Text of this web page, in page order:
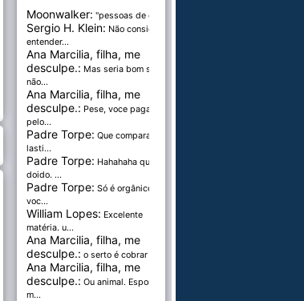
Moonwalker: "pessoas de cer...
Sergio H. Klein: Não consigo
entender...
Ana Marcilia, filha, me
desculpe.: Mas seria bom se
não...
Ana Marcilia, filha, me
desculpe.: Pese, voce paga
pelo...
Padre Torpe: Que comparação
lasti...
Padre Torpe: Hahahaha que
doido. ...
Padre Torpe: Só é orgânico se
voc...
William Lopes: Excelente
matéria. u...
Ana Marcilia, filha, me
desculpe.: o serto é cobrar pel...
Ana Marcilia, filha, me
desculpe.: Ou animal. Esponja
m...